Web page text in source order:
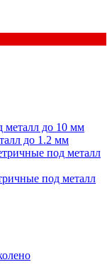
металл до 10 мм
до 1.2 мм
под металл
под металл